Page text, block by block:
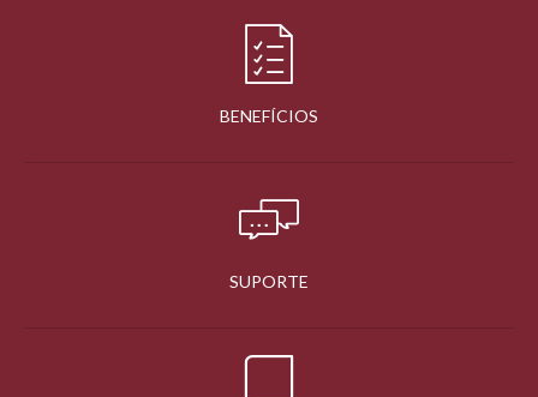
BENEFÍCIOS
SUPORTE